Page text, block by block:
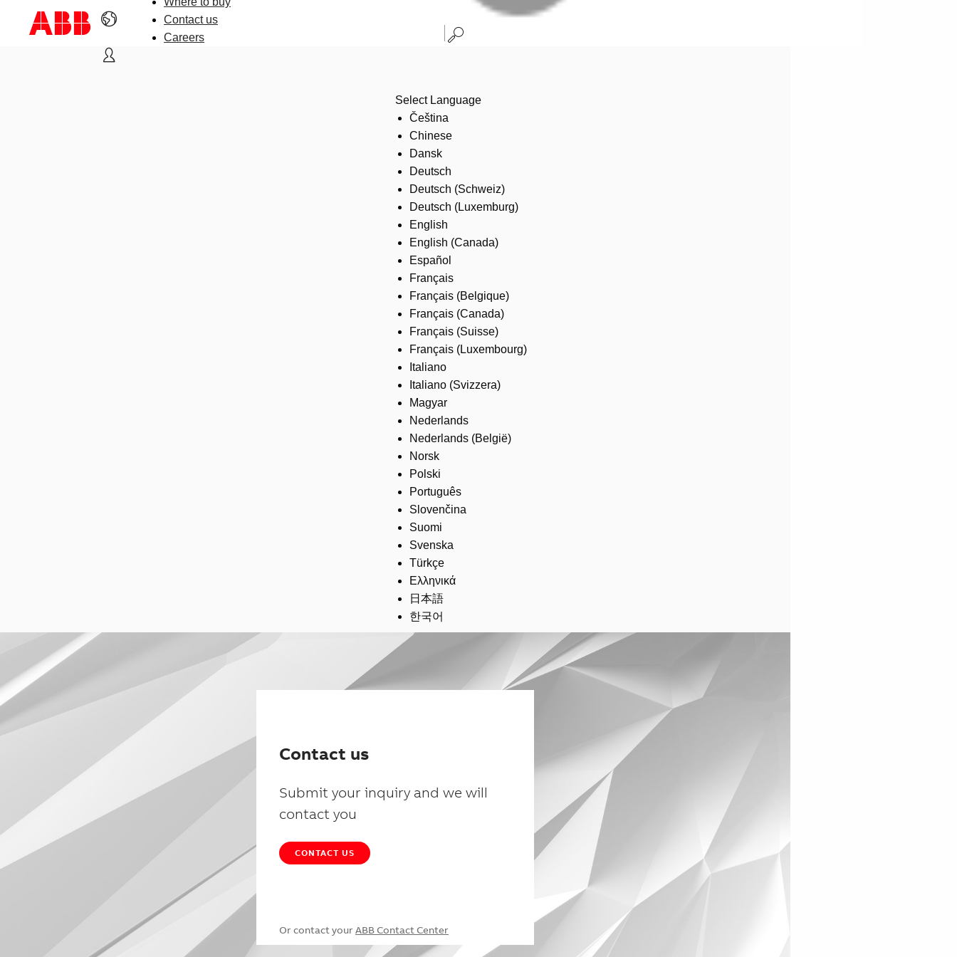
Contact us
Careers
Select Language
Čeština
Chinese
Dansk
Deutsch
Deutsch (Schweiz)
Deutsch (Luxemburg)
English
English (Canada)
Español
Français
Français (Belgique)
Français (Canada)
Français (Suisse)
Français (Luxembourg)
Italiano
Italiano (Svizzera)
Magyar
Nederlands
Nederlands (België)
Norsk
Polski
Português
Slovenčina
Suomi
Svenska
Türkçe
Ελληνικά
日本語
한국어
Contact us
Submit your inquiry and we will
contact you
CONTACT US
Or contact your ABB Contact Center